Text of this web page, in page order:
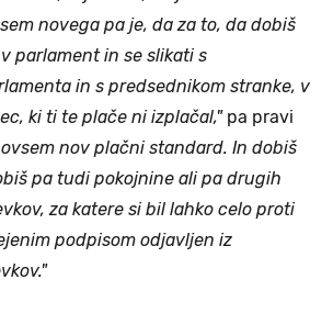
novega pa je, da za to, da dobiš
parlament in se slikati s
in s predsednikom stranke, v
ki ti te plače ni izplačal," pa pravi
nov plačni standard. In dobiš
pa tudi pokojnine ali pa drugih
za katere si bil lahko celo proti
podpisom odjavljen iz